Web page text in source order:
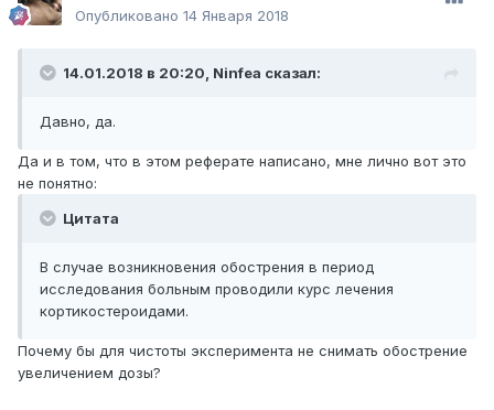
Опубликовано 14 Января 2018
14.01.2018 в 20:20, Ninfea сказал:
Давно, да.
Да и в том, что в этом реферате написано, мне лично вот это
не понятно:
Цитата
В случае возникновения обострения в период
исследования больным проводили курс лечения
кортикостероидами.
Почему бы для чистоты эксперимента не снимать обострение
увеличением дозы?